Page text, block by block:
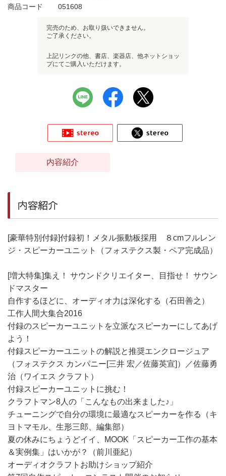
商品コード
051608
完売のため、お取り扱いできません。
ご了承ください。
上記リンクの他、書店、楽器店、他ネットショッ
プにてご購入いただけます。
内容紹介
内容紹介
[豪華特別付録]付録初！メタル振動板採用 ８cmフルレン
ジ・スピーカーユニット（フォステクス製・ペア完成品）
[増大特集]集え！ サウンドクリエイター、目指せ！ サウン
ドマスター
自作するほどに、オーディオ力は深化する（石田善之）
工作人間大集合2016
付録のスピーカーユニットを立派なスピーカーにしてあげ
よう！
付録スピーカーユニットの解説と推奨エンクロージュア
（フォステクス カンパニー[三井 宏／佐藤英宣]）／佐藤勇
治（ワイエス クラフト）
付録スピーカーユニットに挑む！
クラフトマン8人の「こんなもの出来ました♪」
チューニングで自分の環境に最適なスピーカーを作る（キ
ヨトマモル、生形三郎、編集部）
夏の休みにちょうどイイ、MOOK「スピーカー工作の基本
＆実例集」はいかが？（前川亜紀）
オーディオクラフトお助けショップ紹介